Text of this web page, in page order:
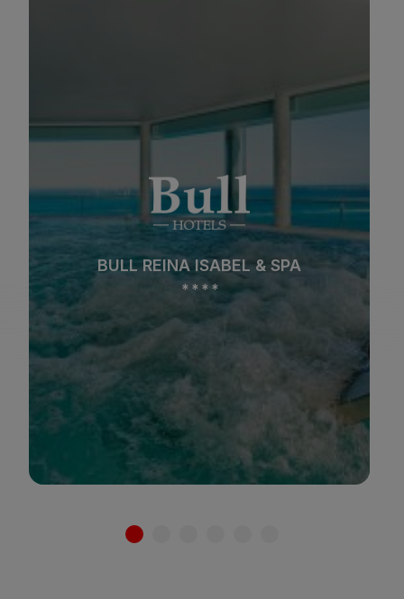
BULL COSTA CANARIA & SPA
* * * *
BULL COSTA CANARIA & SPA
***
Spa
Stadt
Siehe hotel